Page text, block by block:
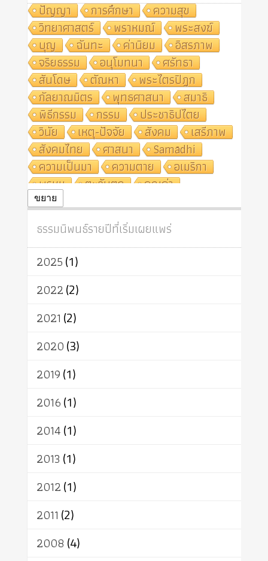
ปัญญา
การศึกษา
ความสุข
วิทยาศาสตร์
พราหมณ์
พระสงฆ์
บุญ
ฉันทะ ค่านิยม
อิสรภาพ
จริยธรรม
อนุโมทนา
ศรัทธา
สันโดษ
ตัณหา
พระไตรปิฎก
กัลยาณมิตร
พุทธศาสนา
สมาธิ
พิธีกรรม
กรรม
ประชาธิปไตย
วินัย
เหตุ-ปัจจัย สังคม
เสรีภาพ
สังคมไทย
ศาสนา
Samādhi
ความเป็นมา
ความตาย
อเมริกา
พรหม
ตะวันตก
คุณค่า
ปฏิจจสมุปบาท
ศาสนาประจำชาติ
อินเดีย
ผู้บริโภค
ธรรมาธิปไตย
จักร
การแยกรัฐกับศาสนา
ธรรมชาติ
เทคโนโลยี
สิทธิ
พุทธบริษัท
อัตถะ
เทวดา
ขยาย
ธรรมนิพนธ์รายปีที่เริ่มเผยแพร่
2025(1)
2022(2)
2021 (2)
2020(3)
2019(1)
2016(1)
2014(1)
2013 (1)
2012(1)
2011 (2)
2008 (4)